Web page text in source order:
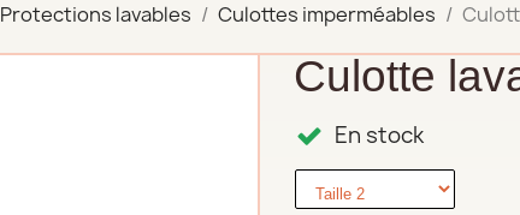
Protections lavables Culottes imperméables
Culotte
En stock